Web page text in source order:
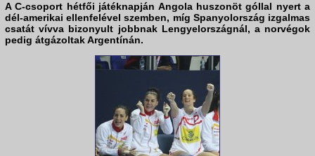
A C-csoport hétfői játéknapján Angola huszonöt góllal nyert a
dél-amerikai ellenfelével szemben, míg Spanyolország izgalmas
csatát vívva bizonyult jobbnak Lengyelországnál, a norvégok
pedig átgázoltak Argentínán.